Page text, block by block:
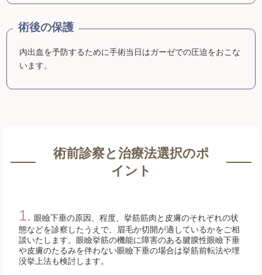
術後の保護
内出血を予防するために手術当日はガーゼでの圧迫をおこな
います。
術前診察と治療法選択のポ
イント
眼瞼下垂の原因、程度、挙筋筋肉と皮膚のそれぞれの状
態などを診察したうえで、眉毛か切開が適しているかをご相
談いたします。眼瞼挙筋の機能に障害のある腱膜性眼瞼下垂
や皮膚のたるみを伴わない眼瞼下垂の場合は挙筋前転法や埋
没挙上法も検討します。